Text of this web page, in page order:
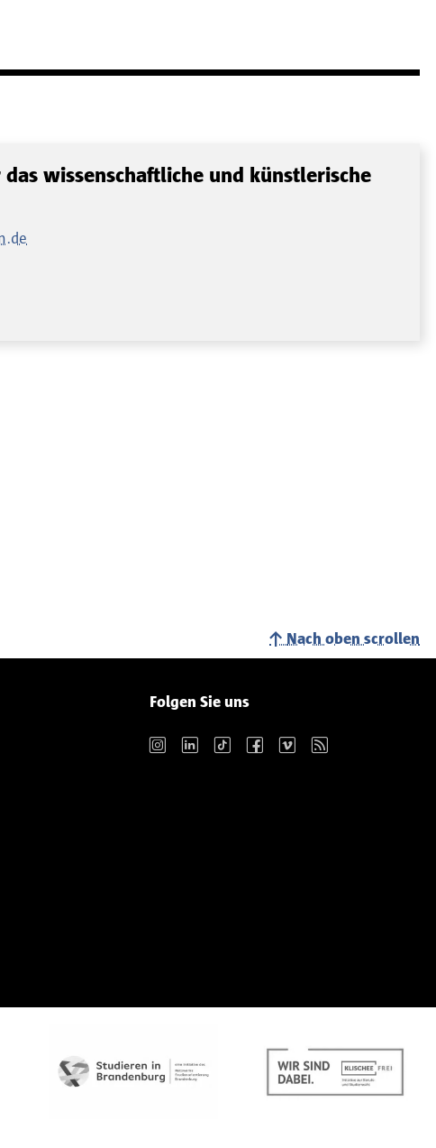
das wissenschaftliche und künstlerische
Nach oben scrollen
Folgen Sie uns
Instagram LinkedIn TikTok Facebook Vimeo RSS